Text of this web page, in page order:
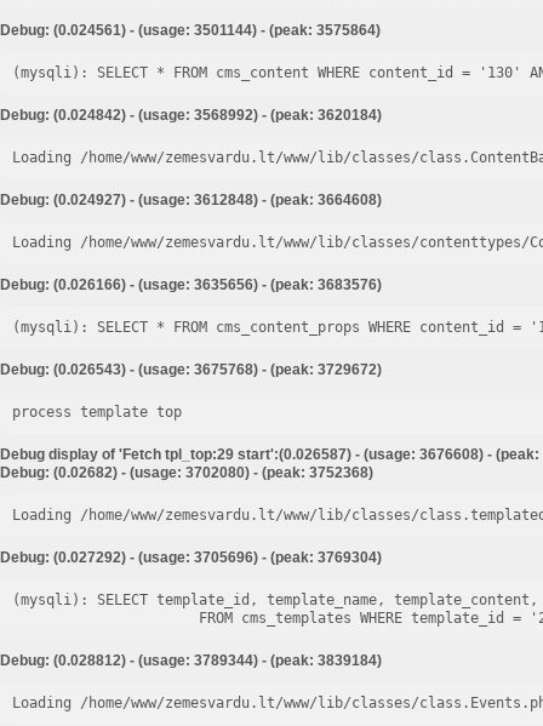
Debug: (0.024561) - (usage: 3501144) - (peak: 3575864)
Debug: (0.024842) - (usage: 3568992) - (peak: 3620184)
Loading /home/www/zemesvardu.lt/www/lib/classes/
Debug: (0.024927) - (usage: 3612848) - (peak: 3664608)
Loading /home/www/zemesvardu.lt/www/lib/classes/
Debug: (0.026166) - (usage: 3635656) - (peak: 3683576)
Debug: (0.026543) - (usage: 3675768) - (peak: 3729672)
process template top
Debug display of 'Fetch tpl_top:29 start':(0.026587) - (usage: 3676608) - (peak:
Debug: (0.02682) - (usage: 3702080) - (peak: 3752368)
Loading /home/www/zemesvardu.lt/www/lib/classes/
Debug: (0.027292) - (usage: 3705696) - (peak: 3769304)
(mysqli): SELECT template_id, template_name,
Debug: (0.028812) - (usage: 3789344) - (peak: 3839184)
Loading /home/www/zemesvardu.lt/www/lib/classes/